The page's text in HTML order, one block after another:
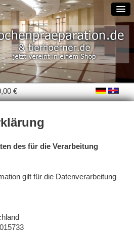
€
des für die Verarbeitung
gilt für die Datenverarbeitung